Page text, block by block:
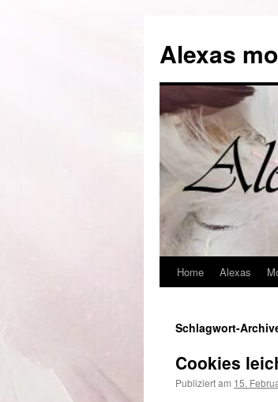
Alexas
Zum
springen
Home Alexas
Schlagwort-
Cookies
Publiziert am 15.